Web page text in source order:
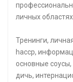
личных областях.
Тренинги,
haccp,
основные
дичь,